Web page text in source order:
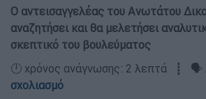
Ο αντεισαγγελέας του Ανωτάτου
αναζητήσει και θα μελετήσει
σκεπτικό του βουλεύματος
🕛 χρόνος ανάγνωσης: 2 λεπτά ┋ 🗣️
σχολιασμό